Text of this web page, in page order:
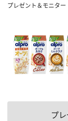
プレゼント＆モニター
プ